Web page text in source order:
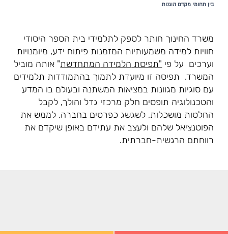
משרד החינוך חותר לספק לתלמידי בית הספר היסודי
חוויות למידה משמעותיות המזמנות פיתוח ידע, מיומנויות
וערכים על פי "תפיסת הלמידה המתחדשת" אותה מוביל
המשרד. תפיסה זו מיועדת לתמוך בהתמודדות תלמידים
עם סוגיות מגוונות במציאות המשתנה ובעולם בו המדע
והטכנולוגיה תופסים חלק מרכזי גדל והולך, לקבל
החלטות מושכלות, לשגשג כפרטים בחברה, לממש את
הפוטנציאל שלהם ולעצב את עתידם באופן שיקדם את
רווחתם הרגשית-חברתית.
בין תחומי מקדם הוגנות